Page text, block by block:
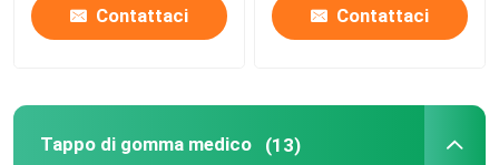
Gomma di silicone medica
Tuffatore di gomma della siringa
Contattaci Contattaci
Tappo di gomma medico (13)